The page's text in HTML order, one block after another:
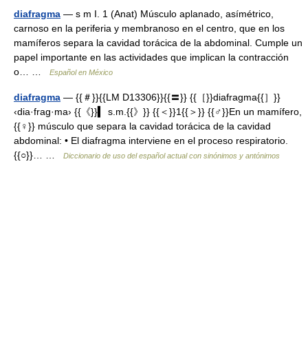
diafragma — s m I. 1 (Anat) Músculo aplanado, asímétrico,
carnoso en la periferia y membranoso en el centro, que en los
mamíferos separa la cavidad torácica de la abdominal. Cumple un
papel importante en las actividades que implican la contracción
o… …
Español en México
diafragma — {{＃}}{{LM D13306}}{{〓}} {{［}}diafragma{{］}}
‹dia·frag·ma› {{《}}▍ s.m.{{》}} {{＜}}1{{＞}} {{♂}}En un mamífero,
{{♀}} músculo que separa la cavidad torácica de la cavidad
abdominal: • El diafragma interviene en el proceso respiratorio.
{{○}}… …
Diccionario de uso del español actual con sinónimos y antónimos